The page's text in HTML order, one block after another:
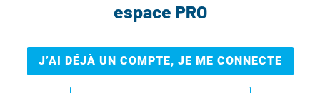
espace PRO
J’AI DÉJÀ UN COMPTE, JE ME CONNECTE